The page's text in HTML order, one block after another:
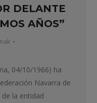
DELANTE
AÑOS”
04/10/1966) ha
Navarra de
la entidad